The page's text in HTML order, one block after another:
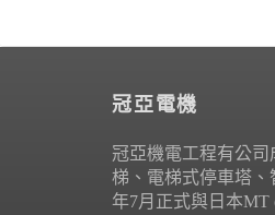
冠亞電機
冠亞機電工程有公司
梯、電梯式停車塔、
年7月正式與日本MT